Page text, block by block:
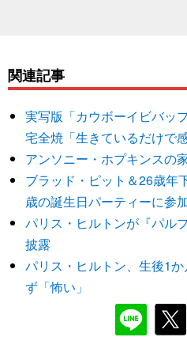
関連記事
実写版「カウボーイビバッ
宅全焼「生きているだけで感
アンソニー・ホプキンス
ブラッド・ピット＆26歳年
歳の誕生日パーティーに参
パリス・ヒルトンが『パル
披露
パリス・ヒルトン、生後1
ず「怖い」